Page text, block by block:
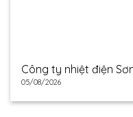
Công ty nhiệt điện
05/08/2026